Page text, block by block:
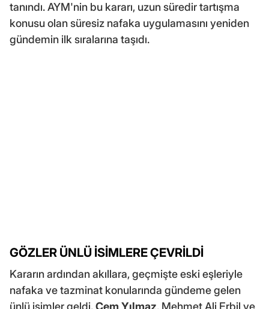
tanındı. AYM'nin bu kararı, uzun süredir tartışma
konusu olan süresiz nafaka uygulamasını yeniden
gündemin ilk sıralarına taşıdı.
GÖZLER ÜNLÜ İSİMLERE ÇEVRİLDİ
Kararın ardından akıllara, geçmişte eski eşleriyle
nafaka ve tazminat konularında gündeme gelen